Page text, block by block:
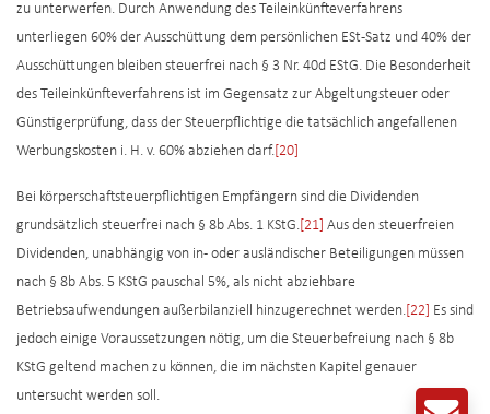
zu unterwerfen. Durch Anwendung des Teileinkünfteverfahrens
unterliegen 60% der Ausschüttung dem persönlichen ESt-Satz und 40% der
Ausschüttungen bleiben steuerfrei nach § 3 Nr. 40d EStG. Die Besonderheit
des Teileinkünfteverfahrens ist im Gegensatz zur Abgeltungsteuer oder
Günstigerprüfung, dass der Steuerpflichtige die tatsächlich angefallenen
Werbungskosten i. H. v. 60% abziehen darf. [20]
Bei körperschaftsteuerpflichtigen Empfängern sind die Dividenden
grundsätzlich steuerfrei nach § 8b Abs. 1 KStG. [21] Aus den steuerfreien
Dividenden, unabhängig von in- oder ausländischer Beteiligungen müssen
nach § 8b Abs. 5 KStG pauschal 5%, als nicht abziehbare
Betriebsaufwendungen außerbilanziell hinzugerechnet werden. [22] Es sind
jedoch einige Voraussetzungen nötig, um die Steuerbefreiung nach § 8b
KStG geltend machen zu können, die im nächsten Kapitel genauer
untersucht werden soll.